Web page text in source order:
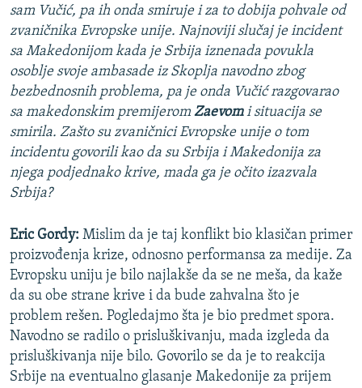
sam Vučić, pa ih onda smiruje i za to dobija pohvale od
zvaničnika Evropske unije. Najnoviji slučaj je incident
sa Makedonijom kada je Srbija iznenada povukla
osoblje svoje ambasade iz Skoplja navodno zbog
bezbednosnih problema, pa je onda Vučić razgovarao
sa makedonskim premijerom Zaevomi situacija se
smirila. Zašto su zvaničnici Evropske unije o tom
incidentu govorili kao da su Srbija i Makedonija za
njega podjednako krive, mada ga je očito izazvala
Srbija?
Eric Gordy: Mislim da je taj konflikt bio klasičan primer
proizvođenja krize, odnosno performansa za medije. Za
Evropsku uniju je bilo najlakše da se ne meša, da kaže
da su obe strane krive i da bude zahvalna što je
problem rešen. Pogledajmo šta je bio predmet spora.
Navodno se radilo o prisluškivanju, mada izgleda da
prisluškivanja nije bilo. Govorilo se da je to reakcija
Srbije na eventualno glasanje Makedonije za prijem